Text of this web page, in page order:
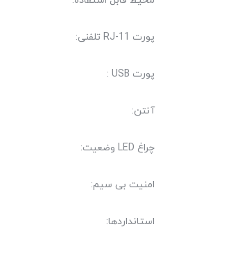
پورت RJ-11 تلفنی:
پورت USB :
آنتن:
چراغ LED وضعیت:
امنیت بی سیم:
استانداردها: